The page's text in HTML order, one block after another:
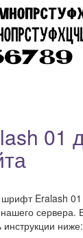
01
Eralash 01
сервера.
инструкции ниже: